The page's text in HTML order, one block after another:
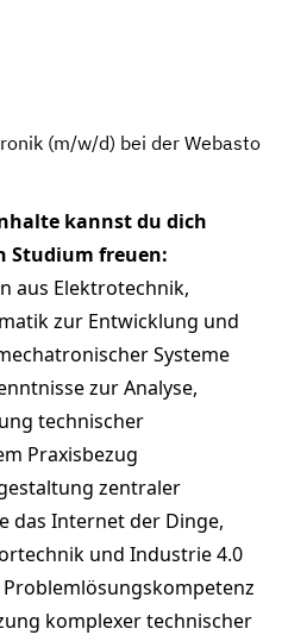
(m/w/d) bei der Webasto
kannst du dich
Studium freuen:
aus Elektrotechnik,
zur Entwicklung und
Systeme
zur Analyse,
technischer
Praxisbezug
zentraler
das Internet der Dinge,
und Industrie 4.0
komplexer technischer